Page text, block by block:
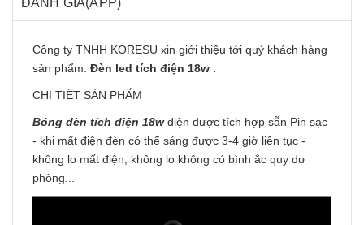
ĐÁNH GIÁ(APP)
Công ty TNHH KORESU xin giới thiệu tới quý khách hàng
sản phẩm: Đèn led tích điện 18w .
CHI TIẾT SẢN PHẨM
Bóng đèn tích điện 18wđiện được tích hợp sẵn Pin sạc
- khi mất điện đèn có thể sáng được 3-4 giờ liên tục -
không lo mất điện, không lo không có bình ắc quy dự
phòng...